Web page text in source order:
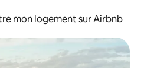
mon logement sur Airbnb